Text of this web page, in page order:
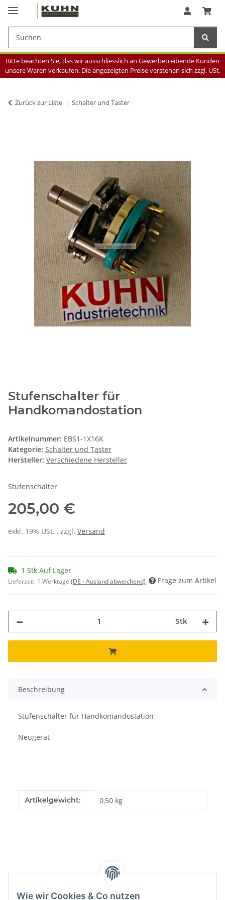
Wie wir Cookies & Co nutzen
Bitte beachten Sie, das wir ausschliesslich an Gewerbetreibende Kunden
unsere Waren verkaufen. Die angezeigten Preise verstehen sich zzgl. USt.
Zurück zur Liste Schalter und Taster
Stufenschalter für
Handkomandostation
Artikelnummer: EBS1-1X16K
Kategorie: Schalter und Taster
Hersteller: Verschiedene Hersteller
Stufenschalter
205,00 €
exkl. 19% USt. , zzgl. Versand
1 Stk Auf Lager
Lieferzeit: 1 Werktage (DE - Ausland abweichend) Frage zum Artikel
Stk
Beschreibung
Stufenschalter für Handkomandostation
Neugerät
Produkteigenschaft
Wert
Artikelgewicht: 0,50 kg
Kategorien